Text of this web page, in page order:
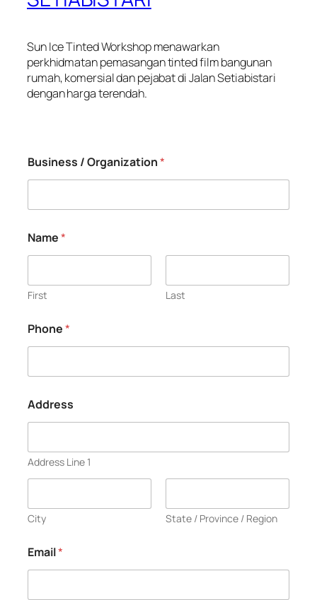
Sun Ice Tinted Workshop menawarkan
perkhidmatan pemasangan tinted film bangunan
rumah, komersial dan pejabat di Jalan Setiabistari
dengan harga terendah.
Business / Organization*
Name*
First Last
Phone*
Address
Address Line 1
City State / Province / Region
Email*